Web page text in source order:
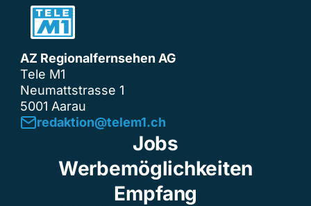
AZ Regionalfernsehen AG
Tele M1
Neumattstrasse 1
5001 Aarau
redaktion@telem1.ch
Jobs
Werbemöglichkeiten
Empfang